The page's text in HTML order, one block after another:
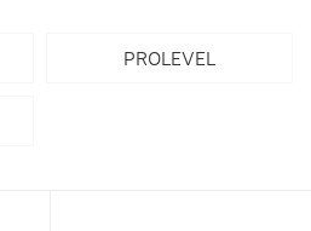
PROLEVEL